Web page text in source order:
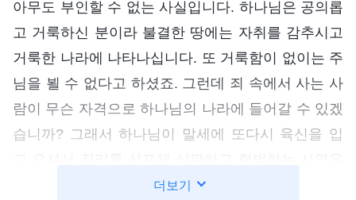
아무도 부인할 수 없는 사실입니다. 하나님은 공의롭
고 거룩하신 분이라 불결한 땅에는 자취를 감추시고
거룩한 나라에 나타나십니다. 또 거룩함이 없이는 주
님을 뵐 수 없다고 하셨죠. 그런데 죄 속에서 사는 사
람이 무슨 자격으로 하나님의 나라에 들어갈 수 있겠
습니까? 그래서 하나님이 말세에 또다시 육신을 입
하시는 겁니다. 그 사역으로 인류를 철저히 정결케
더보기